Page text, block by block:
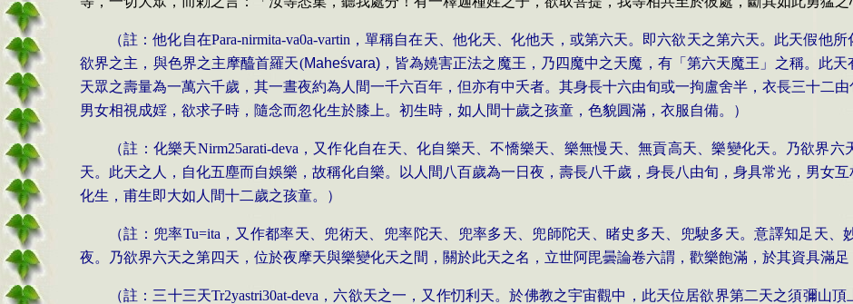
（註：他化自在Para-nirmita-va0a-vartin ，單稱自在天、他化天、化他天，或第六天。即六欲天之第六天。此天假他
欲界之主，與色界之主摩醯首羅天(Maheśvara)，皆為嬈害正法之魔王，乃四魔中之天魔，有「第六天魔王」之稱。此天
天眾之壽量為一萬六千歲，其一晝夜約為人間一千六百年，但亦有中夭者。其身長十六由旬或一拘盧舍半，衣長三十二
男女相視成婬，欲求子時，隨念而忽化生於膝上。初生時，如人間十歲之孩童，色貌圓滿，衣服自備。）
（註：化樂天Nirm25arati-deva ，又作化自在天、化自樂天、不憍樂天、樂無慢天、無貢高天、樂變化天。乃欲界
天。此天之人，自化五塵而自娛樂，故稱化自樂。以人間八百歲為一日夜，壽長八千歲，身長八由旬，身具常光，男女
化生，甫生即大如人間十二歲之孩童。）
（註：兜率Tu=ita ，又作都率天、兜術天、兜率陀天、兜率多天、兜師陀天、睹史多天、兜駛多天。意譯知足天
夜。乃欲界六天之第四天，位於夜摩天與樂變化天之間，關於此天之名，立世阿毘曇論卷六謂，歡樂飽滿，於其資具滿足
（註：三十三天Tr2yastri30at-deva ，六欲天之一，又作忉利天。於佛教之宇宙觀中，此天位居欲界第二天之須彌山